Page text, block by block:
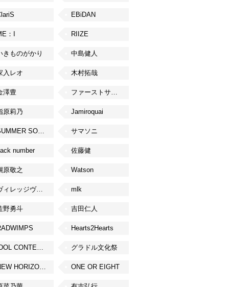
EBiDAN
：I RIIZE
きものがかり 中島健人
入レオ 木村拓哉
澤豊 ファーストサマーウイカ
原莉乃 Jamiroquai
SUMMER SONIC サマソニ
number 佐藤健
原敬之 Watson
ヴィレッジヴァンガード mlk
野勇斗 吉田仁人
Hearts2Hearts
IDOL CONTENT EXPO グラドル文化祭
NEW HORIZON FEST ONE OR EIGHT